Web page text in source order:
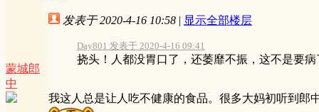
蒙城郎
中
发表于 2020-4-16 10:58 | 显示全部楼层
Day801 发表于 2020-4-16 09:41
挠头！人都没胃口了，还萎靡不振，这不是要
我这人总是让人吃不健康的食品。很多大妈初听到郎